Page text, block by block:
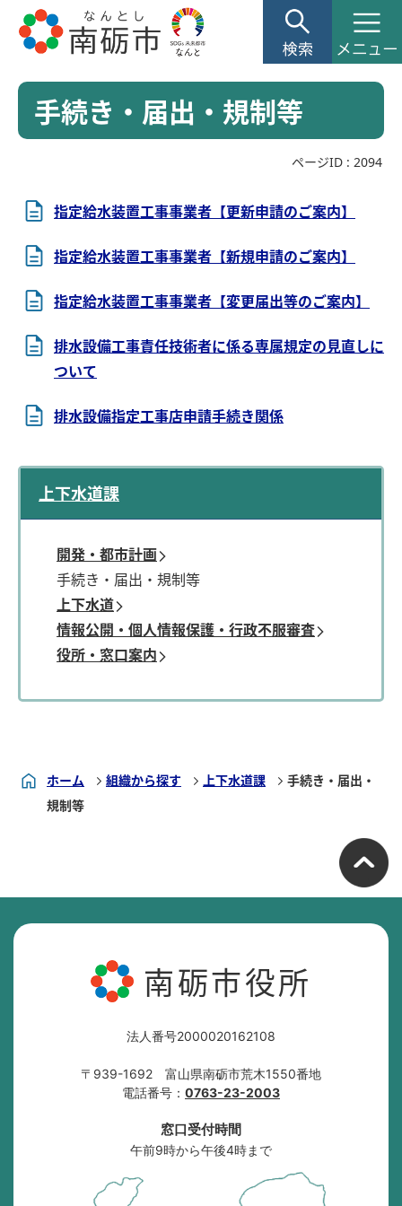
手続き・届出・規制等
ページID : 2094
指定給水装置工事事業者【更新申請のご案内】
指定給水装置工事事業者【新規申請のご案内】
指定給水装置工事事業者【変更届出等のご案内】
排水設備工事責任技術者に係る専属規定の見直しに
ついて
排水設備指定工事店申請手続き関係
上下水道課
開発・都市計画
手続き・届出・規制等
上下水道
情報公開・個人情報保護・行政不服審査
役所・窓口案内
ホーム 組織から探す 上下水道課
手続き・届出・
規制等
南砺市役所
法人番号2000020162108
〒939-1692 富山県南砺市荒木1550番地
電話番号： 0763-23-2003
窓口受付時間
午前9時から午後4時まで